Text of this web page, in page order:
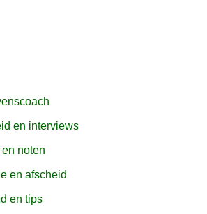
en interviews
noten
en afscheid
en tips